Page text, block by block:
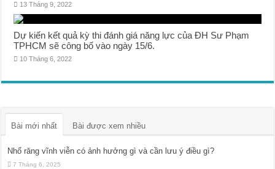
13 Tháng 9, 2022
Dự kiến kết quả kỳ thi đánh giá năng lực của ĐH Sư Phạm
TPHCM sẽ công bố vào ngày 15/6.
10 Tháng 6, 2022
Bài mới nhất Bài được xem nhiều
Nhổ răng vĩnh viễn có ảnh hưởng gì và cần lưu ý điều gì?
7 Tháng 6, 2025